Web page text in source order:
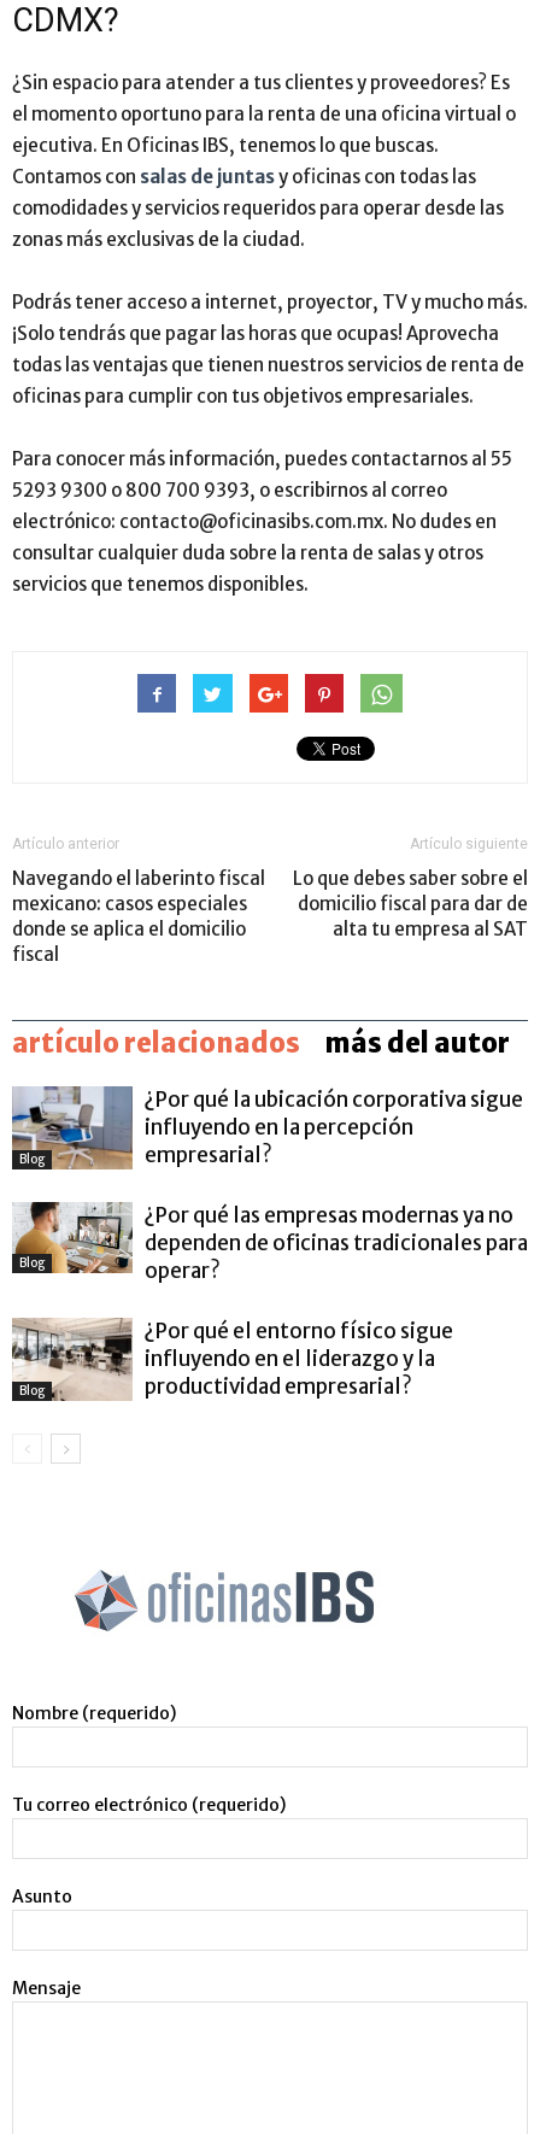
CDMX?
¿Sin espacio para atender a tus clientes y proveedores? Es
el momento oportuno para la renta de una oficina virtual o
ejecutiva. En Oficinas IBS, tenemos lo que buscas.
Contamos con salas de juntasy oficinas con todas las
comodidades y servicios requeridos para operar desde las
zonas más exclusivas de la ciudad.
Podrás tener acceso a internet, proyector, TV y mucho más.
¡Solo tendrás que pagar las horas que ocupas! Aprovecha
todas las ventajas que tienen nuestros servicios de renta de
oficinas para cumplir con tus objetivos empresariales.
Para conocer más información, puedes contactarnos al 55
5293 9300 o 800 700 9393, o escribirnos al correo
electrónico: contacto@oficinasibs.com.mx. No dudes en
consultar cualquier duda sobre la renta de salas y otros
servicios que tenemos disponibles.
Artículo anterior
Navegando el laberinto fiscal
mexicano: casos especiales
donde se aplica el domicilio
fiscal
Artículo siguiente
Lo que debes saber sobre el
domicilio fiscal para dar de
alta tu empresa al SAT
artículo relacionados más del autor
Blog
¿Por qué la ubicación corporativa sigue
influyendo en la percepción
empresarial?
Blog
¿Por qué las empresas modernas ya no
dependen de oficinas tradicionales para
operar?
Blog
¿Por qué el entorno físico sigue
influyendo en el liderazgo y la
productividad empresarial?
Nombre (requerido)
Tu correo electrónico (requerido)
Asunto
Mensaje